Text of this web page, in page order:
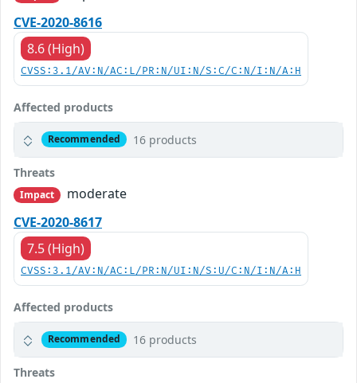
CVE-2020-8616
8.6 (High)
CVSS:3.1/AV:N/AC:L/PR:N/UI:N/S:C/C:N/I:N/A:H
Affected products
Recommended 16 products
Threats
Impact
moderate
CVE-2020-8617
7.5 (High)
CVSS:3.1/AV:N/AC:L/PR:N/UI:N/S:U/C:N/I:N/A:H
Affected products
Recommended 16 products
Threats